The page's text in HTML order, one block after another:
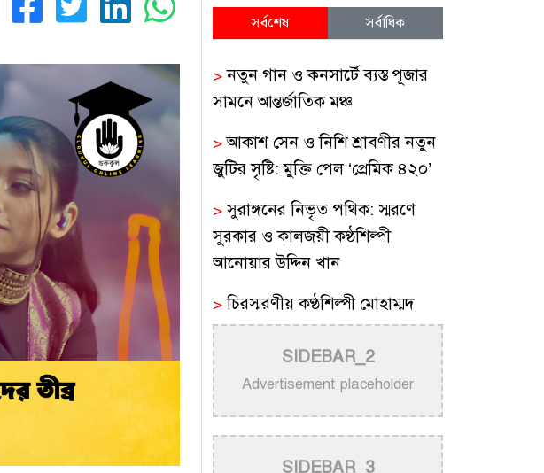
সর্বশেষ সর্বাধিক
>নতুন গান ও কনসার্টে ব্যস্ত পূজার
সামনে আন্তর্জাতিক মঞ্চ
>আকাশ সেন ও নিশি শ্রাবণীর নতুন
জুটির সৃষ্টি: মুক্তি পেল ‘প্রেমিক ৪২০’
>সুরাঙ্গনের নিভৃত পথিক: স্মরণে
সুরকার ও কালজয়ী কণ্ঠশিল্পী
আনোয়ার উদ্দিন খান
>চিরস্মরণীয় কণ্ঠশিল্পী মোহাম্মদ
রফির জীবন ও সুরের যাত্রা
>
ট্রাম্প প্রশাসনের সামরিক ভিডিওতে
নিজের গান ব্যবহার নিয়ে ক্ষুব্ধ কেটি
পেরি
>
নতুন করে ভাইরাল ‘আজ কেন মন
SIDEBAR_2
Advertisement placeholder
SIDEBAR_3